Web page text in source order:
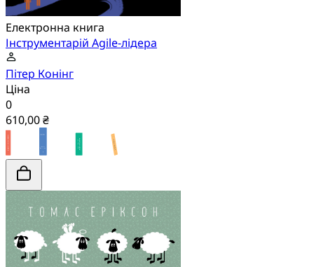
Електронна книга
Інструментарій Agile-лідера
Пітер Конінг
Ціна
0
610,00 ₴